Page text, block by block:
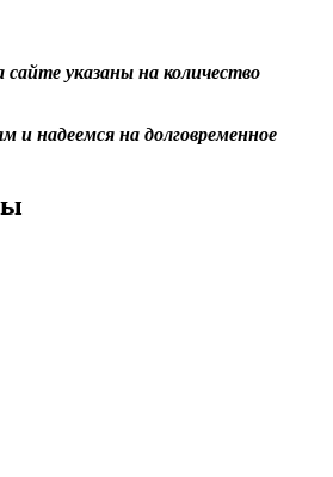
указаны на количество
и надеемся на долговременное